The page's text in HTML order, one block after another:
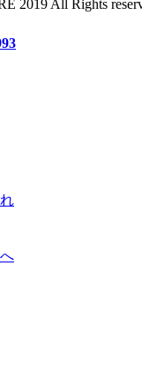
2019 All Rights